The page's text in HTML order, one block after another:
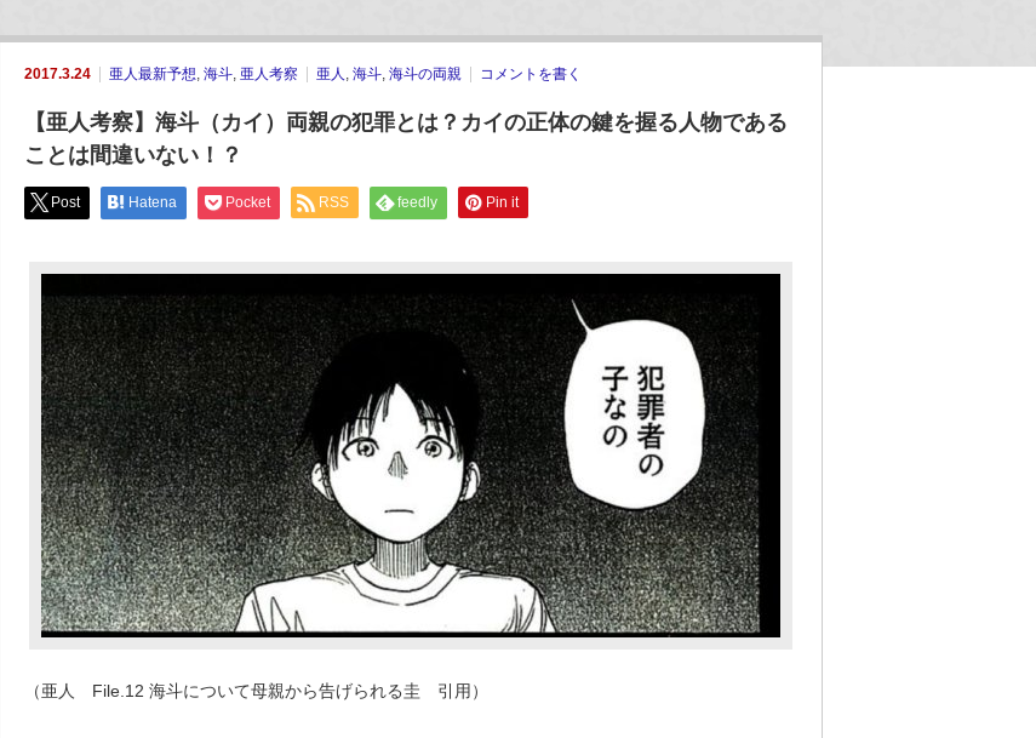
2017.3.24 亜人最新予想, 海斗, 亜人考察 亜人 , 海斗, 海斗の両親 コメントを書く
【亜人考察】海斗（カイ）両親の犯罪とは？カイの正体の鍵を握る人物である
ことは間違いない！？
Post Hatena Pocket RSS feedly Pin it
（亜人 File.12 海斗について母親から告げられる圭 引用）